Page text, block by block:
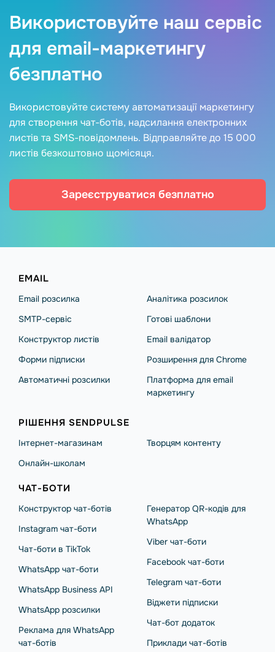
Використовуйте наш сервіс
для email-маркетингу
безплатно
Використовуйте систему автоматизації маркетингу
для створення чат-ботів, надсилання електронних
листів та SMS-повідомлень. Відправляйте до 15 000
листів безкоштовно щомісяця.
Зареєструватися безплатно
EMAIL
Email розсилка
SMTP-сервіс
Конструктор листів
Форми підписки
Автоматичні розсилки
Аналітика розсилок
Готові шаблони
Email валідатор
Розширення для Chrome
Платформа для email
маркетингу
РІШЕННЯ SENDPULSE
Інтернет-магазинам
Онлайн-школам
Творцям контенту
ЧАТ-БОТИ
Конструктор чат-ботів
Instagram чат-боти
Чат-боти в TikTok
WhatsApp чат-боти
WhatsApp Business API
WhatsApp розсилки
Реклама для WhatsApp
чат-ботів
Генератор QR-кодів для
WhatsApp
Viber чат-боти
Facebook чат-боти
Telegram чат-боти
Віджети підписки
Чат-бот додаток
Приклади чат-ботів